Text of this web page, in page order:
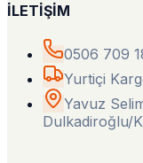
İLETİŞİM
0506 709
Yurtiçi
Yavuz
Dulkadiroğlu/